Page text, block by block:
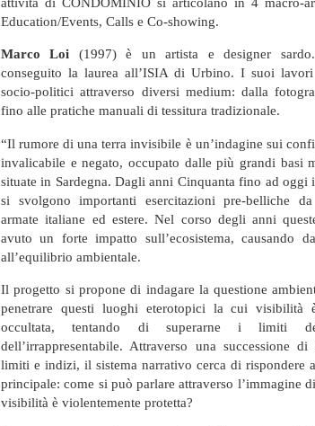
Education/Events, Calls e Co-showing.
Marco Loi (1997) è un artista e designer
conseguito la laurea all’ISIA di Urbino. I suoi
socio-politici attraverso diversi medium: dalla
fino alle pratiche manuali di tessitura tradizionale.
“Il rumore di una terra invisibile è un’indagine sui
invalicabile e negato, occupato dalle più grandi basi
situate in Sardegna. Dagli anni Cinquanta fino ad oggi
si svolgono importanti esercitazioni pre-belliche
armate italiane ed estere. Nel corso degli anni
avuto un forte impatto sull’ecosistema, causando
all’equilibrio ambientale.
Il progetto si propone di indagare la questione
penetrare questi luoghi eterotopici la cui visibilità
occultata, tentando di superarne i limiti
dell’irrappresentabile. Attraverso una successione
limiti e indizi, il sistema narrativo cerca di rispondere
principale: come si può parlare attraverso l’immagine
visibilità è violentemente protetta?